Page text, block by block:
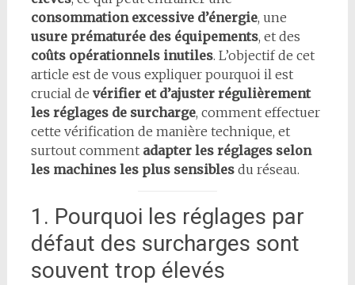
consommation excessive d’énergie, une
usure prématurée des équipements, et des
coûts opérationnels inutiles. L’objectif de cet
article est de vous expliquer pourquoi il est
crucial de vérifier et d’ajuster régulièrement
les réglages de surcharge, comment effectuer
cette vérification de manière technique, et
surtout comment adapter les réglages selon
les machines les plus sensiblesdu réseau.
1. Pourquoi les réglages par
défaut des surcharges sont
souvent trop élevés